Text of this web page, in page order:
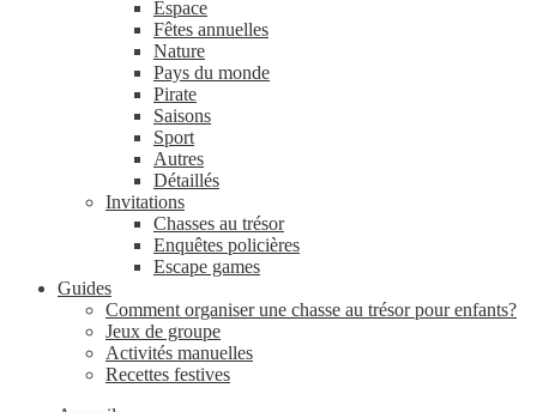
Espace
Fêtes annuelles
Nature
Pays du monde
Pirate
Saisons
Sport
Autres
Détaillés
Invitations
Chasses au trésor
Enquêtes policières
Escape games
Guides
Comment organiser une chasse au trésor pour enfants?
Jeux de groupe
Activités manuelles
Recettes festives